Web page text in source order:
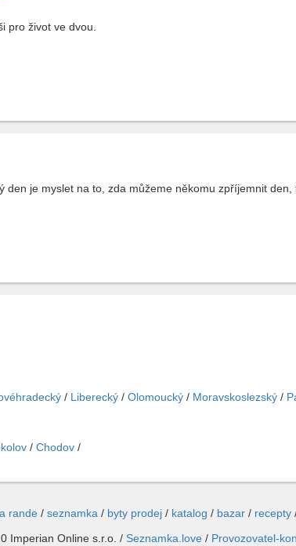
pro život ve dvou.
den je myslet na to, zda můžeme někomu zpříjemnit
/ Liberecký / Olomoucký / Moravskoslezský /
/ Chodov /
rande / seznamka / byty prodej / katalog / bazar / recepty
Imperian Online s.r.o. / Seznamka.love/ Provozovatel-